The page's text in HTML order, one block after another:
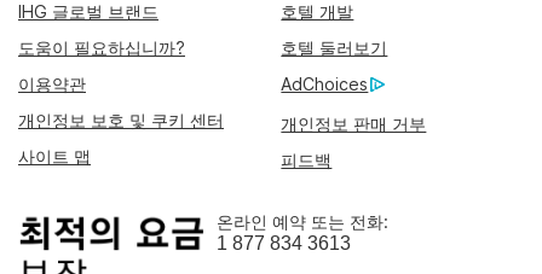
IHG 글로벌 브랜드
호텔 개발
도움이 필요하십니까?
호텔 둘러보기
이용약관
AdChoices
개인정보 보호 및 쿠키 센터
개인정보 판매 거부
사이트 맵
피드백
온라인 예약 또는 전화:
1 877 834 3613